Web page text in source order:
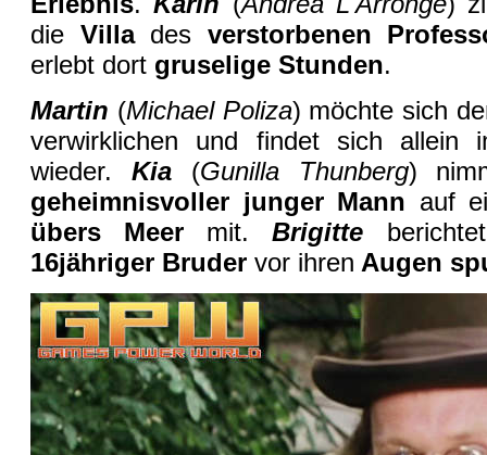
die Villa des verstorbenen
erlebt dort gruselige Stunden.
Martin (Michael Poliza) möchte sich
verwirklichen und findet sich
wieder. Kia (Gunilla Thunberg)
geheimnisvoller junger Mann auf
übers Meer mit.Brigitte
16jähriger Bruder vor ihren Augen